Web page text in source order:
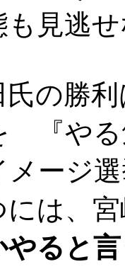
も見逃
の勝
『やる
ージ
は、
やると